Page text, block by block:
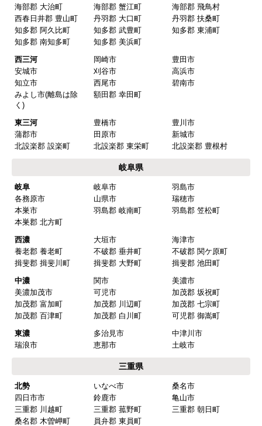
海部郡 大治町
海部郡 蟹江町
海部郡 飛鳥村
西春日井郡 豊山町
丹羽郡 大口町
丹羽郡 扶桑町
知多郡 阿久比町
知多郡 武豊町
知多郡 東浦町
知多郡 南知多町
知多郡 美浜町
西三河
岡崎市
豊田市
安城市
刈谷市
高浜市
知立市
西尾市
碧南市
みよし市(離島は除
く)
額田郡 幸田町
東三河 豊橋市
豊川市
蒲郡市
田原市
新城市
北設楽郡 設楽町
北設楽郡 東栄町 北設楽郡 豊根村
岐阜県
岐阜 岐阜市
羽島市
各務原市
山県市
瑞穂市
本巣市
羽島郡 岐南町
羽島郡 笠松町
本巣郡 北方町
西濃
大垣市
海津市
養老郡 養老町
不破郡 垂井町
不破郡 関ケ原町
揖斐郡 揖斐川町
揖斐郡 大野町
揖斐郡 池田町
中濃
関市
美濃市
美濃加茂市
可児市
加茂郡 坂祝町
加茂郡 富加町
加茂郡 川辺町
加茂郡 七宗町
加茂郡 百津町
加茂郡 白川町
可児郡 御嵩町
東濃
多治見市
中津川市
瑞浪市
恵那市 土岐市
三重県
北勢 いなべ市
桑名市
四日市市
鈴鹿市
亀山市
三重郡 川越町
三重郡 菰野町
三重郡 朝日町
桑名郡 木曽岬町
員弁郡 東員町